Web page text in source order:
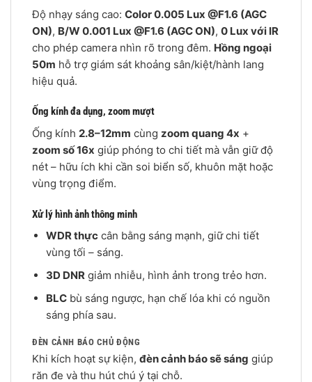
Độ nhạy sáng cao: Color 0.005 Lux @F1.6 (AGC
ON), B/W 0.001 Lux @F1.6 (AGC ON), 0 Lux với IR
cho phép camera nhìn rõ trong đêm. Hồng ngoại
50m hỗ trợ giám sát khoảng sân/kiệt/hành lang
hiệu quả.
Ống kính đa dụng, zoom mượt
Ống kính 2.8–12mm cùng zoom quang 4x +
zoom số 16x giúp phóng to chi tiết mà vẫn giữ độ
nét – hữu ích khi cần soi biển số, khuôn mặt hoặc
vùng trọng điểm.
Xử lý hình ảnh thông minh
WDR thựccân bằng sáng mạnh, giữ chi tiết
vùng tối – sáng.
3D DNRgiảm nhiễu, hình ảnh trong trẻo hơn.
BLCbù sáng ngược, hạn chế lóa khi có nguồn
sáng phía sau.
ĐÈN CẢNH BÁO CHỦ ĐỘNG
Khi kích hoạt sự kiện, đèn cảnh báo sẽ sáng giúp
răn đe và thu hút chú ý tại chỗ.